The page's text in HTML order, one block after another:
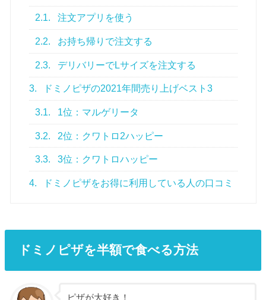
2.1. 注文アプリを使う
2.2. お持ち帰りで注文する
2.3. デリバリーでLサイズを注文する
3. ドミノピザの2021年間売り上げベスト3
3.1. 1位：マルゲリータ
3.2. 2位：クワトロ2ハッピー
3.3. 3位：クワトロハッピー
4. ドミノピザをお得に利用している人の口コミ
ドミノピザを半額で食べる方法
ピザが大好き！